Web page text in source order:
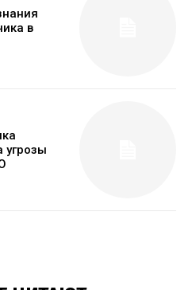
в
угрозы